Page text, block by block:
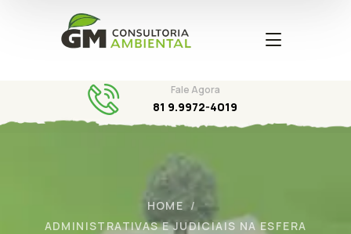
Fale Agora
81 9.9972-4019
HOME
ADMINISTRATIVAS E JUDICIAIS NA ESFERA